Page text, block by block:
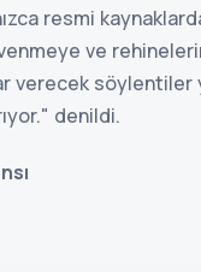
resmi
ve
verecek söylentiler
denildi.